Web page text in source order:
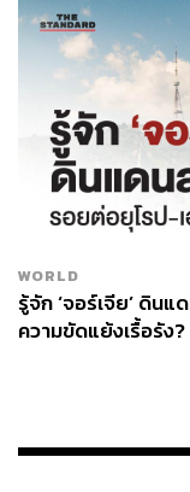
WORLD
รู้จัก ‘จอร์เจีย’ ดิน
ความขัดแย้งเรื้อรัง?